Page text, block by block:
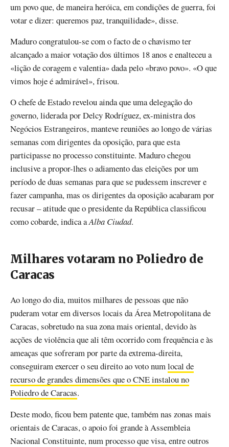
um povo que, de maneira heróica, em condições de guerra, foi
votar e dizer: queremos paz, tranquilidade», disse.
Maduro congratulou-se com o facto de o chavismo ter
alcançado a maior votação dos últimos 18 anos e enalteceu a
«lição de coragem e valentia» dada pelo «bravo povo». «O que
vimos hoje é admirável», frisou.
O chefe de Estado revelou ainda que uma delegação do
governo, liderada por Delcy Rodríguez, ex-ministra dos
Negócios Estrangeiros, manteve reuniões ao longo de várias
semanas com dirigentes da oposição, para que esta
participasse no processo constituinte. Maduro chegou
inclusive a propor-lhes o adiamento das eleições por um
período de duas semanas para que se pudessem inscrever e
fazer campanha, mas os dirigentes da oposição acabaram por
recusar – atitude que o presidente da República classificou
como cobarde, indica aAlba Ciudad.
Milhares votaram no Poliedro de
Caracas
Ao longo do dia, muitos milhares de pessoas que não
puderam votar em diversos locais da Área Metropolitana de
Caracas, sobretudo na sua zona mais oriental, devido às
acções de violência que ali têm ocorrido com frequência e às
ameaças que sofreram por parte da extrema-direita,
conseguiram exercer o seu direito ao voto numlocal de
recurso de grandes dimensões que o CNE instalou no
Poliedro de Caracas.
Deste modo, ficou bem patente que, também nas zonas mais
orientais de Caracas, o apoio foi grande à Assembleia
Nacional Constituinte, num processo que visa, entre outros